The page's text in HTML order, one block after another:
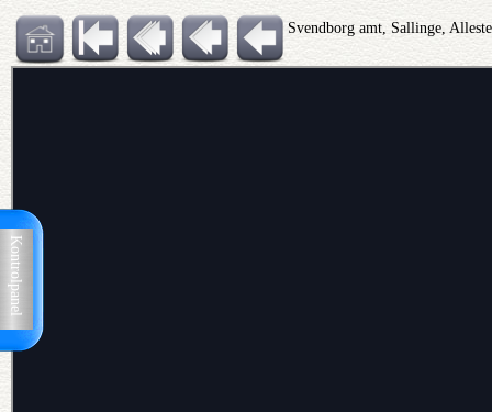
Kontrolpanel
Svendborg amt, Sallinge,